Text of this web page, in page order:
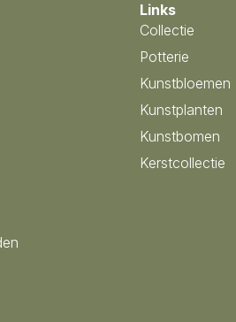
Links
Collectie
Potterie
Kunstbloemen
Kunstplanten
Kunstbomen
Kerstcollectie